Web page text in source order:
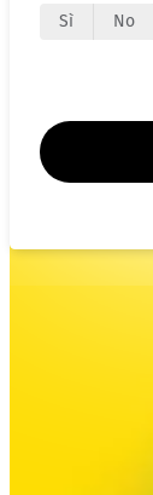
Sì No